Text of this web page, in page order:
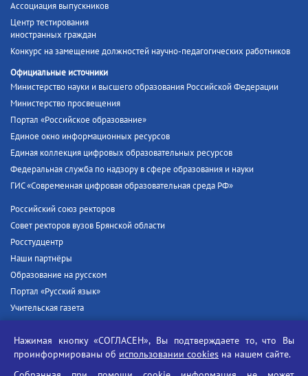
Ассоциация выпускников
Центр тестирования
иностранных граждан
Конкурс на замещение должностей научно-педагогических работников
Официальные источники
Министерство науки и высшего образования Российской Федерации
Министерство просвещения
Портал «Российское образование»
Единое окно информационных ресурсов
Единая коллекция цифровых образовательных ресурсов
Федеральная служба по надзору в сфере образования и науки
ГИС «Современная цифровая образовательная среда РФ»
Российский союз ректоров
Совет ректоров вузов Брянской области
Росстудцентр
Наши партнёры
Образование на русском
Портал «Русский язык»
Учительская газета
Единый портал государственных услуг
Нажимая кнопку «СОГЛАСЕН», Вы подтверждаете то, что Вы
проинформированы об использовании cookies на нашем сайте.